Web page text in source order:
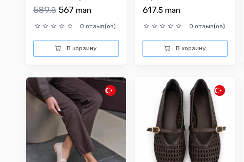
589.8 567 man
0 отзыв(ов)
В корзину
отделениями
617.5 man
0 отзыв(ов)
В корзину